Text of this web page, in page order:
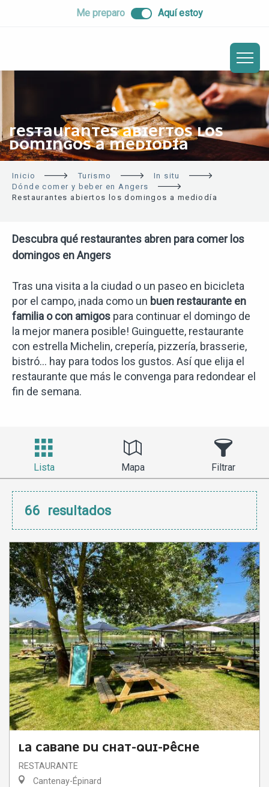
Me preparo Aquí estoy
RESTAURANTES ABIERTOS LOS
DOMINGOS A MEDIODÍA
Inicio Turismo
In situ
Dónde comer y beber en Angers
Restaurantes abiertos los domingos a mediodía
Descubra qué restaurantes abren para comer los
domingos en Angers
Tras una visita a la ciudad o un paseo en bicicleta
por el campo, ¡nada como un buen restaurante en
familia o con amigos para continuar el domingo de
la mejor manera posible! Guinguette, restaurante
con estrella Michelin, crepería, pizzería, brasserie,
bistró… hay para todos los gustos. Así que elija el
restaurante que más le convenga para redondear el
fin de semana.
Lista Mapa Filtrar
66 resultados
LA CABANE DU CHAT-QUI-PÊCHE
RESTAURANTE
Cantenay-Épinard